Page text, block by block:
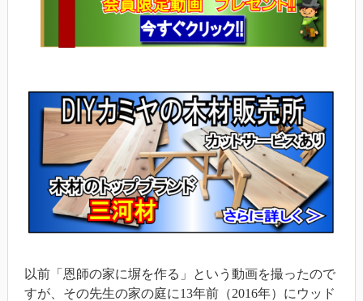
以前「恩師の家に塀を作る」という動画を撮ったので
すが、その先生の家の庭に13年前（2016年）にウッド